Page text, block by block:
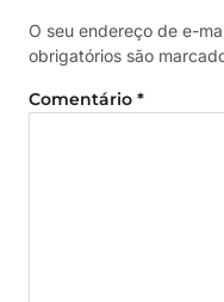
O seu endereço de e-
obrigatórios são
Comentário *